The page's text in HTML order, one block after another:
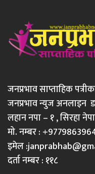
जनप्रभाव साप्ताहिक
जनप्रभाव न्युज अनलाइन
लहान नपा – १ , सिरहा
मो. नम्बर :
इमेल :
दर्ता नम्बर : ११८